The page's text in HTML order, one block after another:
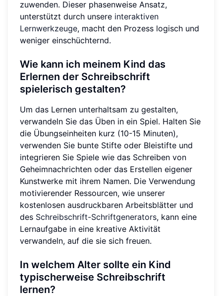
zuwenden. Dieser phasenweise Ansatz,
unterstützt durch unsere interaktiven
Lernwerkzeuge, macht den Prozess logisch und
weniger einschüchternd.
Wie kann ich meinem Kind das
Erlernen der Schreibschrift
spielerisch gestalten?
Um das Lernen unterhaltsam zu gestalten,
verwandeln Sie das Üben in ein Spiel. Halten Sie
die Übungseinheiten kurz (10-15 Minuten),
verwenden Sie bunte Stifte oder Bleistifte und
integrieren Sie Spiele wie das Schreiben von
Geheimnachrichten oder das Erstellen eigener
Kunstwerke mit ihrem Namen. Die Verwendung
motivierender Ressourcen, wie unserer
kostenlosen ausdruckbaren Arbeitsblätter und
des Schreibschrift-Schriftgenerators, kann eine
Lernaufgabe in eine kreative Aktivität
verwandeln, auf die sie sich freuen.
In welchem Alter sollte ein Kind
typischerweise Schreibschrift
lernen?